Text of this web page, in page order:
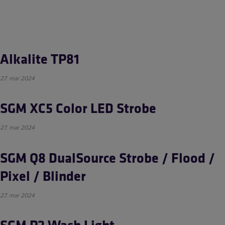
Alkalite TP81
27. mar 2024
SGM XC5 Color LED Strobe
27. mar 2024
SGM Q8 DualSource Strobe / Flood /
Pixel / Blinder
27. mar 2024